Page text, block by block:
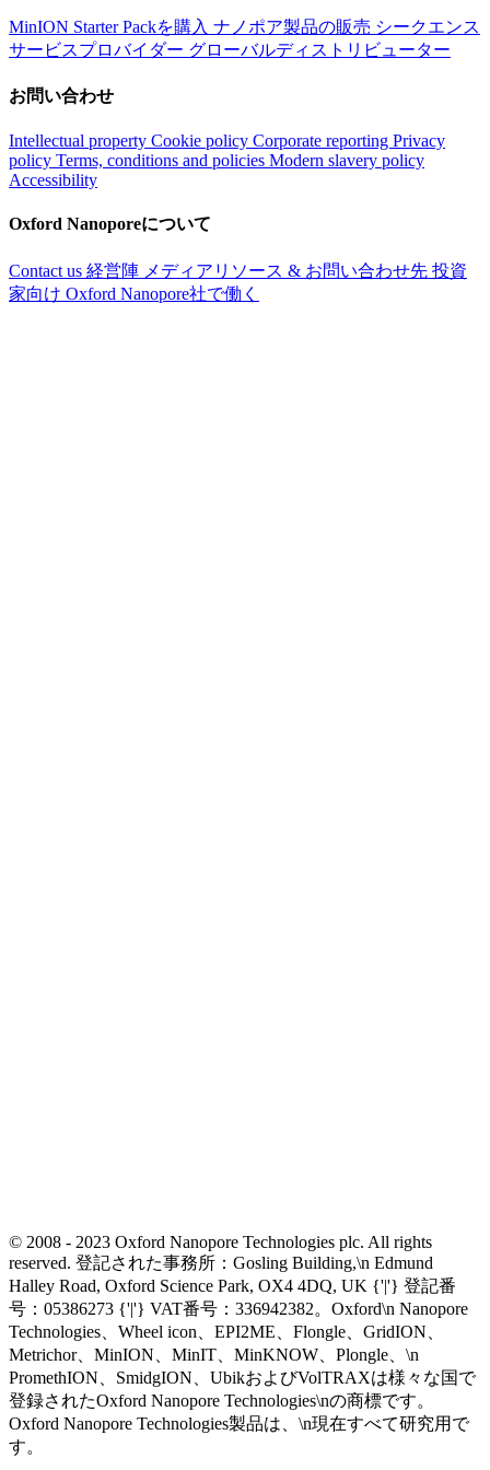
MinION Starter Packを購入 ナノポア製品の販売 シークエンス
サービスプロバイダー グローバルディストリビューター
お問い合わせ
Intellectual property Cookie policy Corporate reporting Privacy
policy Terms, conditions and policies Modern slavery policy
Accessibility
Oxford Nanoporeについて
Contact us 経営陣 メディアリソース & お問い合わせ先 投資
家向け Oxford Nanopore社で働く
© 2008 - 2023 Oxford Nanopore Technologies plc. All rights
reserved. 登記された事務所：Gosling Building,\n Edmund
Halley Road, Oxford Science Park, OX4 4DQ, UK {'|'} 登記番
号：05386273 {'|'} VAT番号：336942382。Oxford\n Nanopore
Technologies、Wheel icon、EPI2ME、Flongle、GridION、
Metrichor、MinION、MinIT、MinKNOW、Plongle、\n
PromethION、SmidgION、UbikおよびVolTRAXは様々な国で
登録されたOxford Nanopore Technologies\nの商標です。
Oxford Nanopore Technologies製品は、\n現在すべて研究用で
す。